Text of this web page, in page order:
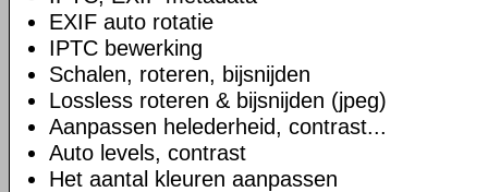
EXIF auto rotatie
IPTC bewerking
Schalen, roteren, bijsnijden
Lossless roteren & bijsnijden (jpeg)
Aanpassen helederheid, contrast...
Auto levels, contrast
Het aantal kleuren aanpassen